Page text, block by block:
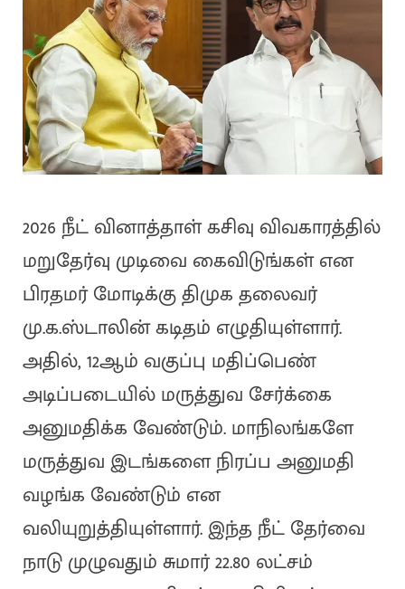
2026 நீட் வினாத்தாள் கசிவு விவகாரத்தில்
மறுதேர்வு முடிவை கைவிடுங்கள் என
பிரதமர் மோடிக்கு திமுக தலைவர்
மு.க.ஸ்டாலின் கடிதம் எழுதியுள்ளார்.
அதில், 12ஆம் வகுப்பு மதிப்பெண்
அடிப்படையில் மருத்துவ சேர்க்கை
அனுமதிக்க வேண்டும். மாநிலங்களே
மருத்துவ இடங்களை நிரப்ப அனுமதி
வழங்க வேண்டும் என
வலியுறுத்தியுள்ளார். இந்த நீட் தேர்வை
நாடு முழுவதும் சுமார் 22.80 லட்சம்